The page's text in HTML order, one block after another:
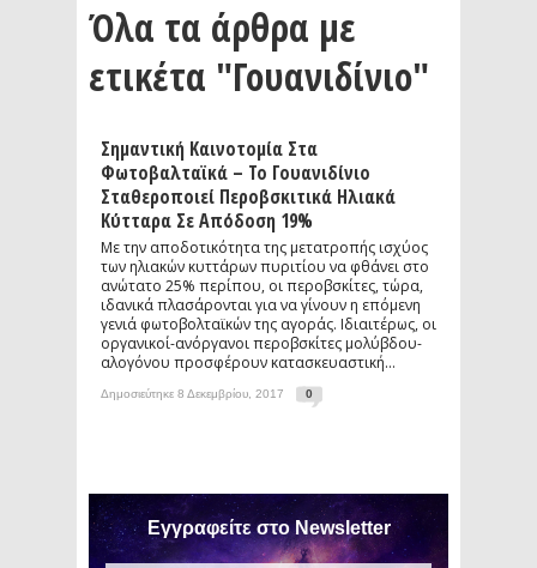
Όλα τα άρθρα με
ετικέτα "Γουανιδίνιο"
Σημαντική Καινοτομία Στα
Φωτοβαλταϊκά – Το Γουανιδίνιο
Σταθεροποιεί Περοβσκιτικά Ηλιακά
Κύτταρα Σε Απόδοση 19%
Με την αποδοτικότητα της μετατροπής ισχύος
των ηλιακών κυττάρων πυριτίου να φθάνει στο
ανώτατο 25% περίπου, οι περοβσκίτες, τώρα,
ιδανικά πλασάρονται για να γίνουν η επόμενη
γενιά φωτοβολταϊκών της αγοράς. Ιδιαιτέρως, οι
οργανικοί-ανόργανοι περοβσκίτες μολύβδου-
αλογόνου προσφέρουν κατασκευαστική...
Δημοσιεύτηκε 8 Δεκεμβρίου, 2017 0
Εγγραφείτε στο Newsletter